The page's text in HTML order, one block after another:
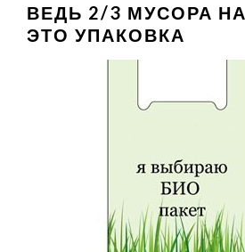
ВЕДЬ 2/3 МУСОРА
ЭТО УПАКОВКА